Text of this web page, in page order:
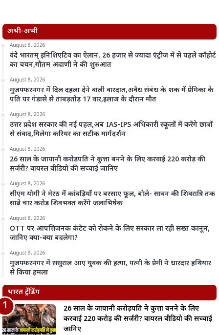
अभी-अभी
August 8, 2026
वंदे भारतम् इनिशिएटिव का ऐलान, 26 हजार से ज्यादा एंट्रीज में से पहले कॉहोर्ट
का चयन,गौतम अदाणी ने की शुरुआत
August 8, 2026
मुजफ्फरनगर में दिल दहला देने वाली वारदात,अवैध संबंध के शक में प्रेमिका के
पति पर गंडासे से ताबड़तोड़ 17 वार,इलाज के दौरान मौत
August 8, 2026
उत्तर प्रदेश सरकार की नई पहल,अब IAS-IPS अधिकारी स्कूलों में करेंगे छात्रों
से संवाद,मिलेगा करियर का सटीक मार्गदर्शन
August 8, 2026
26 साल के जापानी करोड़पति ने कुत्ता बनने के लिए करवाई 220 करोड़ की
सर्जरी? वायरल वीडियो की सच्चाई जानिए
August 8, 2026
सीएम योगी ने मेरठ में कांवड़ियों पर बरसाए फूल, बोले- सावन की शिवरात्रि तक
साढ़े चार करोड़ शिवभक्त करेंगे जलाभिषेक
August 8, 2026
OTT पर आपत्तिजनक कंटेंट को रोकने के लिए सरकार ला रही सख्त कानून,
जानिए क्या-क्या बदलेगा?
August 8, 2026
मुजफ्फरनगर में ससुराल आए युवक की हत्या, पत्नी के प्रेमी ने धारदार हथियार
से किया हमला
भारत ट्रेंडिंग
26 साल के जापानी करोड़पति ने कुत्ता बनने के लिए
करवाई 220 करोड़ की सर्जरी? वायरल वीडियो की सच्चाई
जानिए